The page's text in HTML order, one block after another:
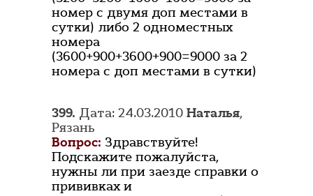
номер с двумя доп местами в
сутки) либо 2 одноместных
номера
(3600+900+3600+900=9000 за 2
номера с доп местами в сутки)
399. Дата: 24.03.2010 Наталья,
Рязань
Вопрос: Здравствуйте!
Подскажите пожалуйста,
нужны ли при заезде справки о
прививках и